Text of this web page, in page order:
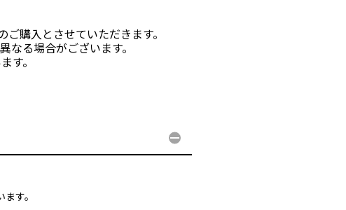
購入とさせていただきます。
なる場合がございます。
す。
す。